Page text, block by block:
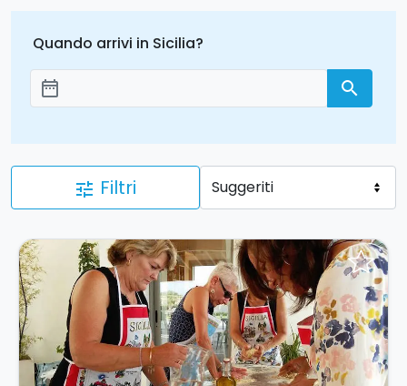
Quando arrivi in Sicilia?
Aggiungi le date
date_range search
tune Filtri